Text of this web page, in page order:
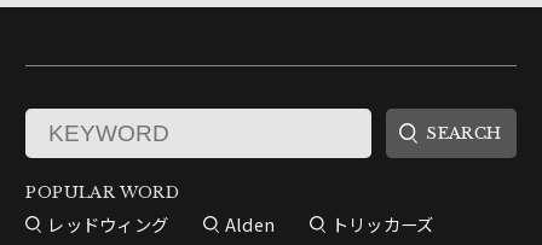
POPULAR WORD
レッドウィング Alden
トリッカーズ